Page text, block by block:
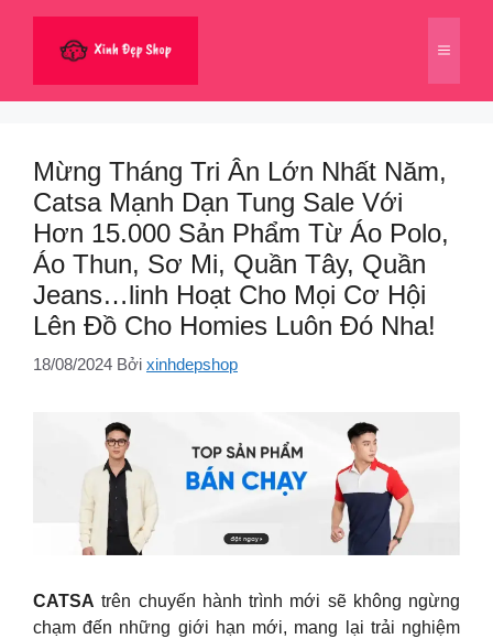
dung
Menu
Mừng Tháng Tri Ân Lớn Nhất Năm,
Catsa Mạnh Dạn Tung Sale Với
Hơn 15.000 Sản Phẩm Từ Áo Polo,
Áo Thun, Sơ Mi, Quần Tây, Quần
Jeans…linh Hoạt Cho Mọi Cơ Hội
Lên Đồ Cho Homies Luôn Đó Nha!
18/08/2024 Bởi xinhdepshop
CATSA trên chuyến hành trình mới sẽ không ngừng
chạm đến những giới hạn mới, mang lại trải nghiệm